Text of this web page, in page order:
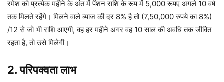
रमेश को प्रत्येक महीने के अंत में पेंशन राशि के रूप में 5,000 रूपए अगले 10 वर्ष
तक मिलते रहेंगे। मिलने वाले ब्याज की दर 8% है तो (7,50,000 रुपये का 8%)
/12 से जो भी राशि आएगी, वह हर महीने अगर वह 10 साल की अवधि तक जीवित
रहता है, तो उसे मिलेगी।
2. परिपक्वता लाभ